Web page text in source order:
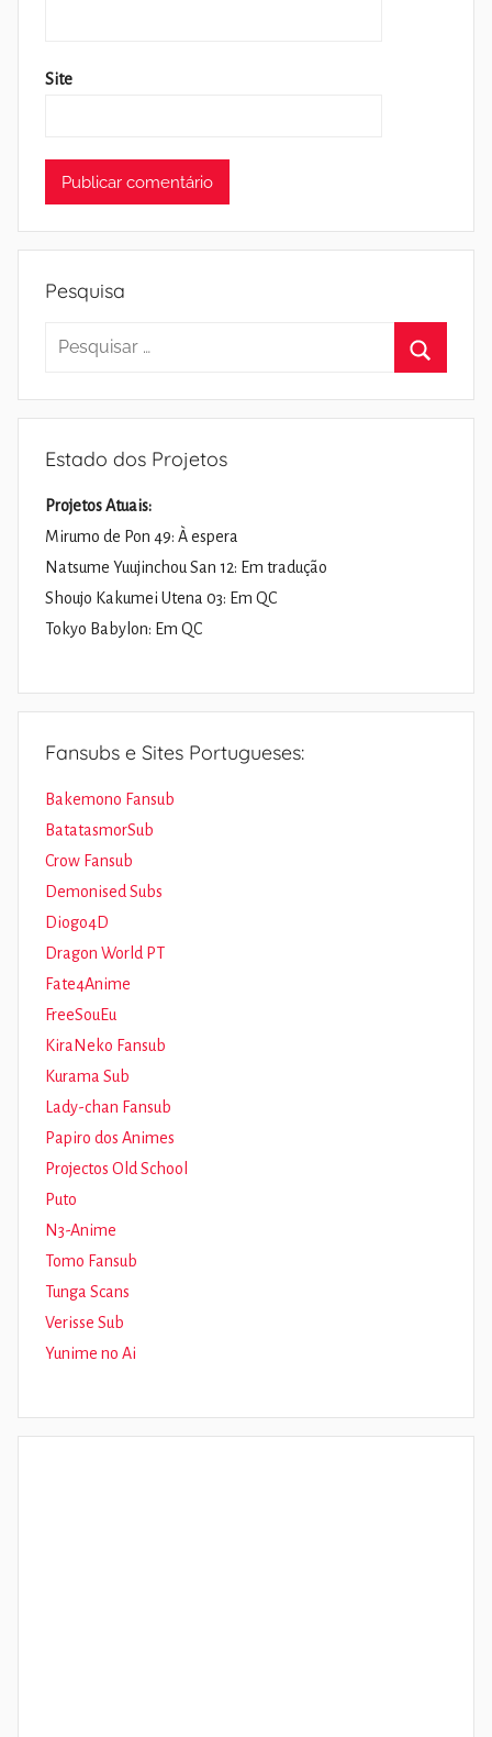
Site
Pesquisa
Pesquisar
Estado dos Projetos
Projetos Atuais:
Mirumo de Pon 49: À espera
Natsume Yuujinchou San 12: Em tradução
Shoujo Kakumei Utena 03: Em QC
Tokyo Babylon: Em QC
Fansubs e Sites Portugueses:
Bakemono Fansub
BatatasmorSub
Crow Fansub
Demonised Subs
Diogo4D
Dragon World PT
Fate4Anime
FreeSouEu
KiraNeko Fansub
Kurama Sub
Lady-chan Fansub
Papiro dos Animes
Projectos Old School
Puto
N3-Anime
Tomo Fansub
Tunga Scans
Verisse Sub
Yunime no Ai